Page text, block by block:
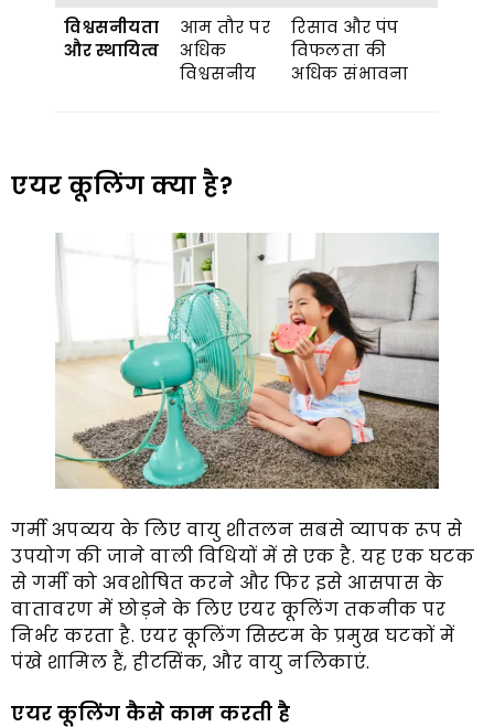
विश्वसनीयता
और स्थायित्व
आम तौर पर
अधिक
विश्वसनीय
रिसाव और पंप
विफलता की
अधिक संभावना
एयर कूलिंग क्या है?
गर्मी अपव्यय के लिए वायु शीतलन सबसे व्यापक रूप से
उपयोग की जाने वाली विधियों में से एक है. यह एक घटक
से गर्मी को अवशोषित करने और फिर इसे आसपास के
वातावरण में छोड़ने के लिए एयर कूलिंग तकनीक पर
निर्भर करता है. एयर कूलिंग सिस्टम के प्रमुख घटकों में
पंखे शामिल हैं, हीटसिंक, और वायु नलिकाएं.
एयर कूलिंग कैसे काम करती है